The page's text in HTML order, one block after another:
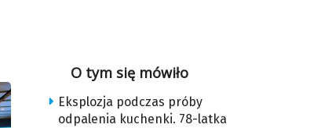
O tym się mówiło
Eksplozja podczas próby
odpalenia kuchenki. 78-latka